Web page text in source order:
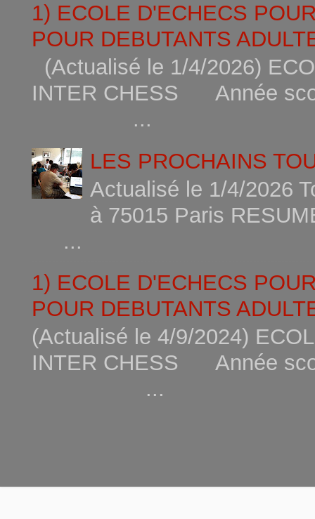
1) ECOLE D'ECHECS
POUR DEBUTANTS
(Actualisé le 1/4/2026)
INTER CHESS Année
...
LES PROCHAINS
Actualisé le 1/4/2026
à 75015
...
1) ECOLE D'ECHECS
POUR DEBUTANTS
(Actualisé le 4/9/2024)
INTER CHESS Année
...